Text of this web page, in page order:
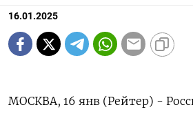
16.01.2025
МОСКВА, 16 янв (Рейтер) -